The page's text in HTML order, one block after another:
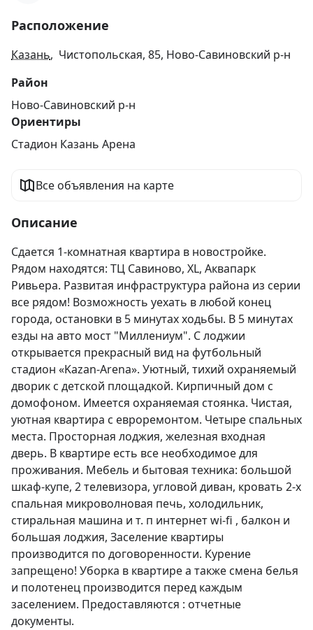
Расположение
Казань, Чистопольская, 85, Ново-Савиновский р-н
Район
Ново-Савиновский р-н
Ориентиры
Стадион Казань Арена
Все объявления на карте
Описание
Сдается 1-комнатная квартира в новостройке.
Рядом находятся: ТЦ Савиново, XL, Аквапарк
Ривьера. Развитая инфраструктура района из серии
все рядом! Возможность уехать в любой конец
города, остановки в 5 минутах ходьбы. В 5 минутах
езды на авто мост "Миллениум". С лоджии
открывается прекрасный вид на футбольный
стадион «Kazan-Arena». Уютный, тихий охраняемый
дворик с детской площадкой. Кирпичный дом с
домофоном. Имеется охраняемая стоянка. Чистая,
уютная квартира с евроремонтом. Четыре спальных
места. Просторная лоджия, железная входная
дверь. В квартире есть все необходимое для
проживания. Мебель и бытовая техника: большой
шкаф-купе, 2 телевизора, угловой диван, кровать 2-х
спальная микроволновая печь, холодильник,
стиральная машина и т. п интернет wi-fi , балкон и
большая лоджия, Заселение квартиры
производится по договоренности. Курение
запрещено! Уборка в квартире а также смена белья
и полотенец производится перед каждым
заселением. Предоставляются : отчетные
документы.